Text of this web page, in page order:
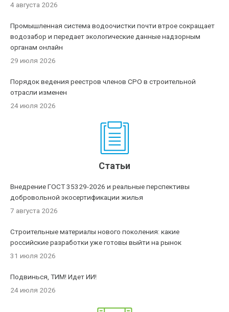
4 августа 2026
Промышленная система водоочистки почти втрое сокращает
водозабор и передает экологические данные надзорным
органам онлайн
29 июля 2026
Порядок ведения реестров членов СРО в строительной
отрасли изменен
24 июля 2026
Статьи
Внедрение ГОСТ 35329-2026 и реальные перспективы
добровольной экосертификации жилья
7 августа 2026
Строительные материалы нового поколения: какие
российские разработки уже готовы выйти на рынок
31 июля 2026
Подвинься, ТИМ! Идет ИИ!
24 июля 2026